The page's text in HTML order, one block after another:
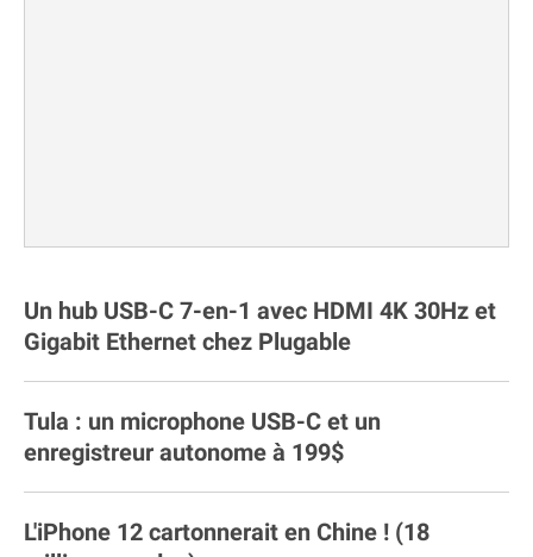
Un hub USB-C 7-en-1 avec HDMI 4K 30Hz et
Gigabit Ethernet chez Plugable
Tula : un microphone USB-C et un
enregistreur autonome à 199$
L'iPhone 12 cartonnerait en Chine ! (18